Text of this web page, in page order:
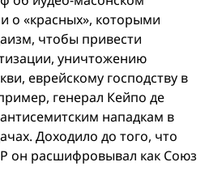
о «красных», которыми
чтобы привести
уничтожению
еврейскому господству в
генерал Кейпо де
нападкам в
Доходило до того, что
он расшифровывал как Союз